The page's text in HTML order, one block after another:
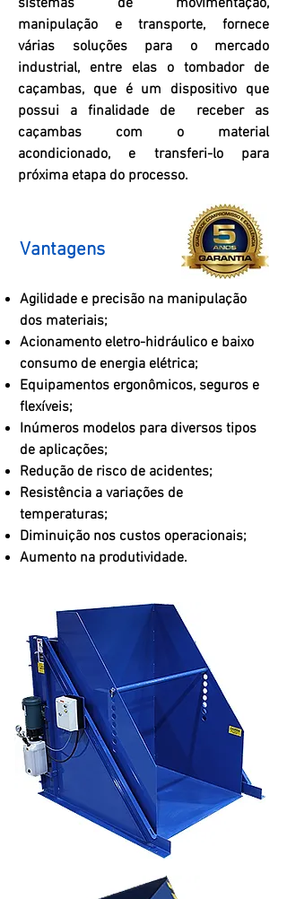
sistemas de movimentação,
manipulação e transporte, fornece
várias soluções para o mercado
industrial, entre elas o tombador de
caçambas, que é um dispositivo que
possui a finalidade de receber as
caçambas com o material
acondicionado, e transferi-lo para
próxima etapa do processo.
Vantagens
Agilidade e precisão na manipulação
dos materiais;
Acionamento eletro-hidráulico e baixo
consumo de energia elétrica;
Equipamentos ergonômicos, seguros e
flexíveis;
Inúmeros modelos para diversos tipos
de aplicações;
Redução de risco de acidentes;
Resistência a variações de
temperaturas;
Diminuição nos custos operacionais;
Aumento na produtividade.